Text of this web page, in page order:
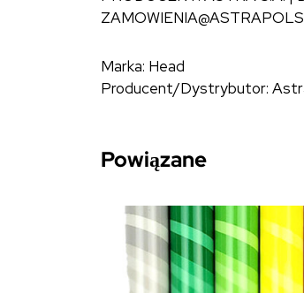
Marka: Head
Producent/Dystrybutor:
Powiązane